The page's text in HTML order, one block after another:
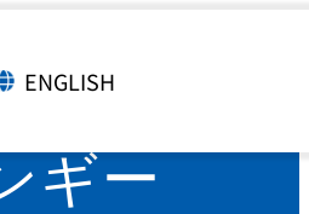
語切り替え
ENGLISH
ギー